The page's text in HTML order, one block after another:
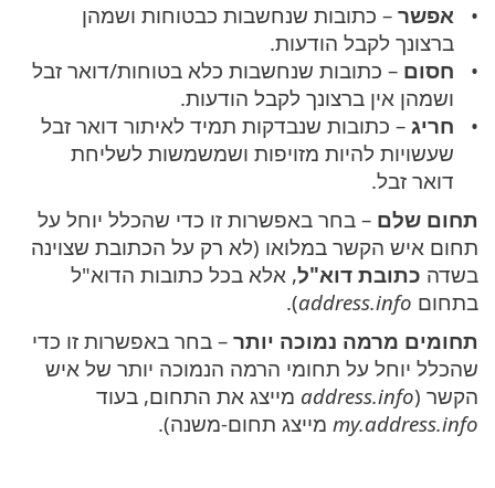
אפשר – כתובות שנחשבות כבטוחות ושמהן
ברצונך לקבל הודעות.
חסום – כתובות שנחשבות כלא בטוחות/דואר זבל
ושמהן אין ברצונך לקבל הודעות.
חריג – כתובות שנבדקות תמיד לאיתור דואר זבל
שעשויות להיות מזויפות ושמשמשות לשליחת
דואר זבל.
תחום שלם – בחר באפשרות זו כדי שהכלל יוחל על
תחום איש הקשר במלואו (לא רק על הכתובת שצוינה
בשדה כתובת דוא"ל, אלא בכל כתובות הדוא"ל
בתחום address.info
).
תחומים מרמה נמוכה יותר – בחר באפשרות זו כדי
שהכלל יוחל על תחומי הרמה הנמוכה יותר של איש
הקשר (address.info מייצג את התחום, בעוד
my.address.info מייצג תחום-משנה).